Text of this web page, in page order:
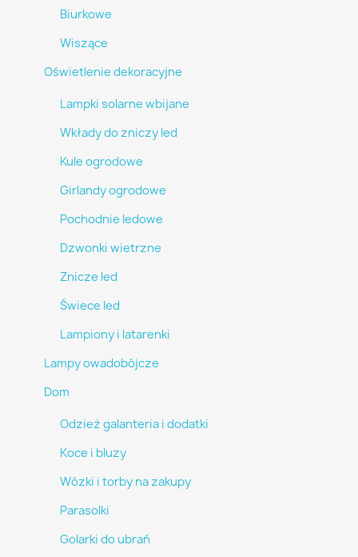
Biurkowe
Wiszące
Oświetlenie dekoracyjne
Lampki solarne wbijane
Wkłady do zniczy led
Kule ogrodowe
Girlandy ogrodowe
Pochodnie ledowe
Dzwonki wietrzne
Znicze led
Świece led
Lampiony i latarenki
Lampy owadobójcze
Dom
Odzież galanteria i dodatki
Koce i bluzy
Wózki i torby na zakupy
Parasolki
Golarki do ubrań